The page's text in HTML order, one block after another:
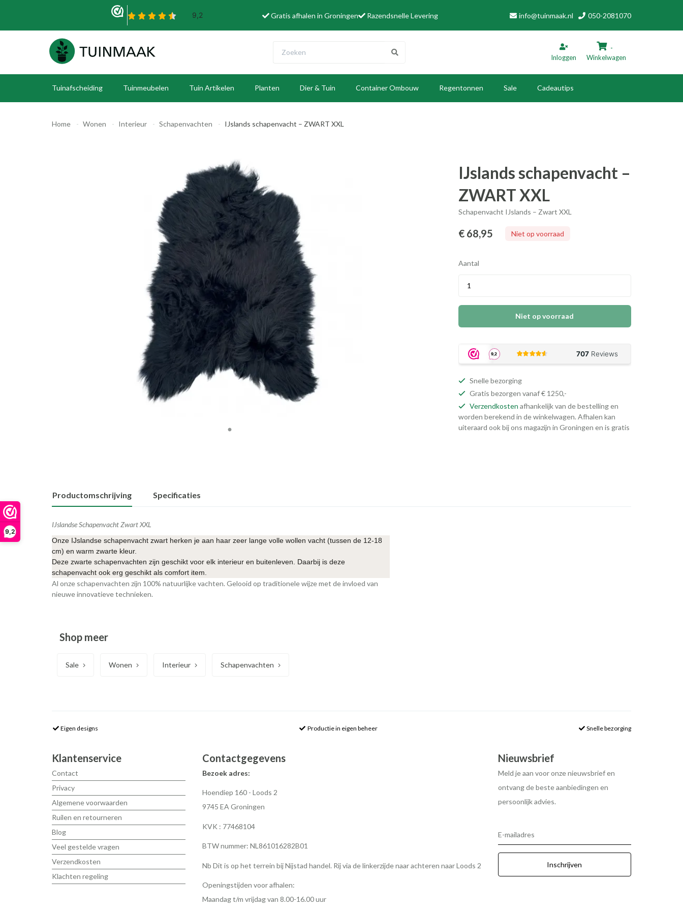
9,2
Gratis afhalen in Groningen Razendsnelle Levering info@tuinmaak.nl 050-2081070
Inloggen
-
Winkelwagen
Tuinafscheiding Tuinmeubelen Tuin Artikelen Planten Dier & Tuin Container Ombouw Regentonnen Sale Cadeautips
Vul hem met producten.
Home Wonen Interieur Schapenvachten IJslands schapenvacht – ZWART XXL
IJslands schapenvacht –
ZWART XXL
Schapenvacht IJslands – Zwart XXL
€ 68,95 Niet op voorraad
Aantal
Niet op voorraad
Snelle bezorging
Gratis bezorgen vanaf € 1250,-
Verzendkosten afhankelijk van de bestelling en
worden berekend in de winkelwagen. Afhalen kan
uiteraard ook bij ons magazijn in Groningen en is gratis
Productomschrijving Specificaties
IJslandse Schapenvacht Zwart XXL
Onze IJslandse schapenvacht zwart herken je aan haar zeer lange volle wollen vacht (tussen de 12-18
cm) en warm zwarte kleur.
Deze zwarte schapenvachten zijn geschikt voor elk interieur en buitenleven. Daarbij is deze
schapenvacht ook erg geschikt als comfort item.
Al onze schapenvachten zijn 100% natuurlijke vachten. Gelooid op traditionele wijze met de invloed van
nieuwe innovatieve technieken.
Shop meer
Sale Wonen Interieur Schapenvachten
Eigen designs Productie in eigen beheer Snelle bezorging
Klantenservice
Contact
Privacy
Algemene voorwaarden
Ruilen en retourneren
Blog
Veel gestelde vragen
Verzendkosten
Klachten regeling
Contactgegevens
Bezoek adres:
Hoendiep 160 - Loods 2
9745 EA Groningen
KVK : 77468104
BTW nummer: NL861016282B01
Nb Dit is op het terrein bij Nijstad handel. Rij via de linkerzijde naar achteren naar Loods 2
Openingstijden voor afhalen:
Maandag t/m vrijdag van 8.00-16.00 uur
Nieuwsbrief
Meld je aan voor onze nieuwsbrief en
ontvang de beste aanbiedingen en
persoonlijk advies.
E-mailadres
Inschrijven